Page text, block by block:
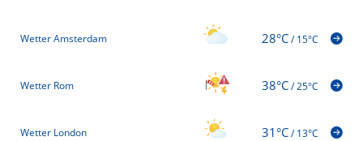
Wetter Amsterdam 28°C/15°C
Wetter Rom 38°C/25°C
Wetter London 31°C/13°C